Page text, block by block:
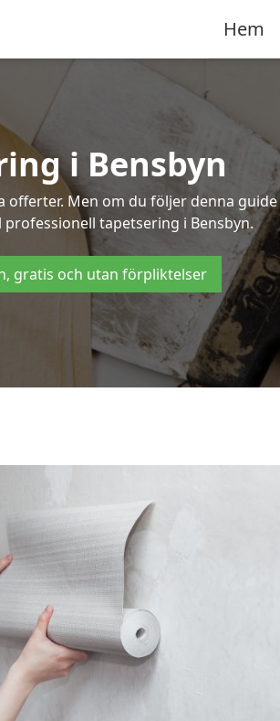
Hem
i Bensbyn
Men om du följer denna
tapetsering i Bensbyn.
gratis och utan förpliktelser